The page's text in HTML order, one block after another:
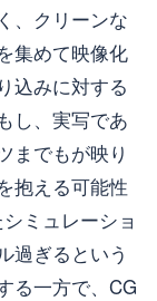
、クリーンな
集めて映像化
込みに対する
し、実写であ
までもが映り
抱える可能性
ミュレーショ
過ぎるという
る一方で、CG